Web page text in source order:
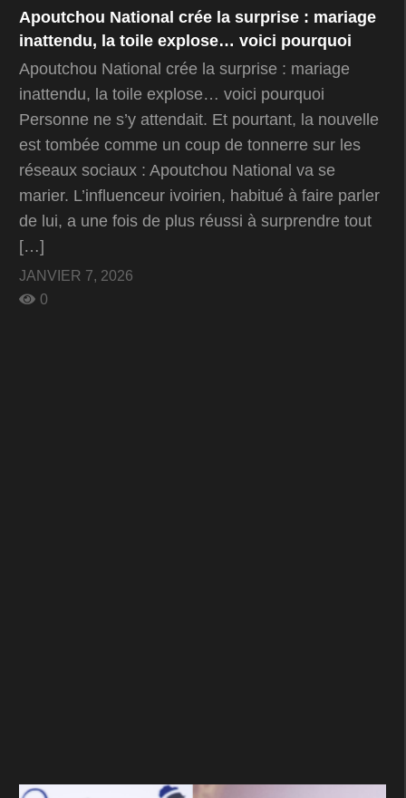
Apoutchou National crée la surprise : mariage
inattendu, la toile explose… voici pourquoi
Apoutchou National crée la surprise : mariage
inattendu, la toile explose… voici pourquoi
Personne ne s’y attendait. Et pourtant, la nouvelle
est tombée comme un coup de tonnerre sur les
réseaux sociaux : Apoutchou National va se
marier. L’influenceur ivoirien, habitué à faire parler
de lui, a une fois de plus réussi à surprendre tout
[…]
JANVIER 7, 2026
0